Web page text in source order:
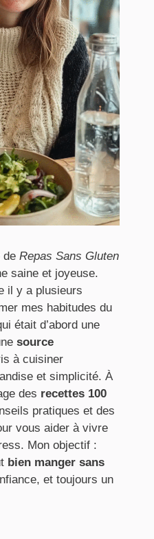
de Repas Sans Gluten
saine et joyeuse.
il y a plusieurs
mes habitudes du
était d’abord une
source
à cuisiner
et simplicité. À
des recettes 100
pratiques et des
vous aider à vivre
Mon objectif :
bien manger sans
et toujours un